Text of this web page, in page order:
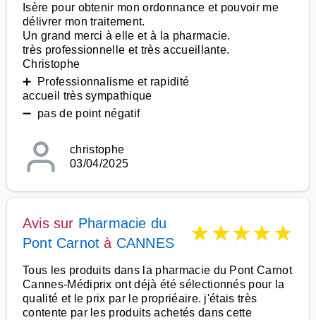
Isère pour obtenir mon ordonnance et pouvoir me
délivrer mon traitement.
Un grand merci à elle et à la pharmacie.
très professionnelle et très accueillante.
Christophe
➕ Professionnalisme et rapidité
accueil très sympathique
➖ pas de point négatif
christophe
03/04/2025
Avis sur Pharmacie du
Pont Carnot à CANNES ★★★★★
Tous les produits dans la pharmacie du Pont Carnot
Cannes-Médiprix ont déjà été sélectionnés pour la
qualité et le prix par le propriéaire. j'étais très
contente par les produits achetés dans cette